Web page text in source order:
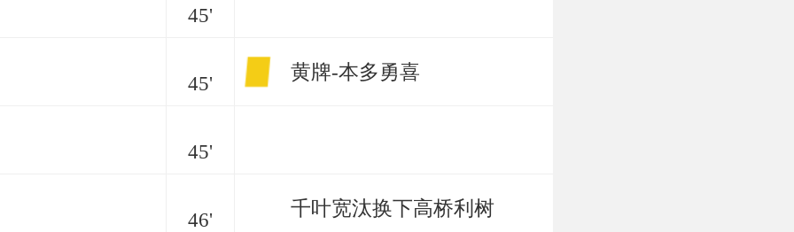
45'
45' 黄牌-本多勇喜
45'
46' 千叶宽汰换下高桥利树